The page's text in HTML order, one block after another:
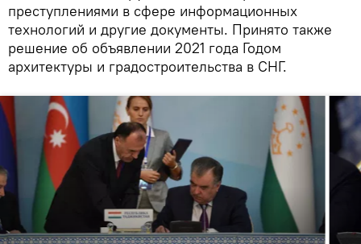
преступлениями в сфере информационных
технологий и другие документы. Принято также
решение об объявлении 2021 года Годом
архитектуры и градостроительства в СНГ.